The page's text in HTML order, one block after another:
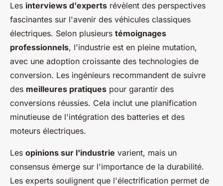
Les interviews d'experts révèlent des perspectives
fascinantes sur l'avenir des véhicules classiques
électriques. Selon plusieurs témoignages
professionnels, l'industrie est en pleine mutation,
avec une adoption croissante des technologies de
conversion. Les ingénieurs recommandent de suivre
des meilleures pratiques pour garantir des
conversions réussies. Cela inclut une planification
minutieuse de l'intégration des batteries et des
moteurs électriques.
Les opinions sur l'industrie varient, mais un
consensus émerge sur l'importance de la durabilité.
Les experts soulignent que l'électrification permet de